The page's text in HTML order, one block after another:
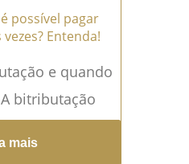
possível pagar
Entenda!
e quando
bitributação
dois entes
impostos
mais